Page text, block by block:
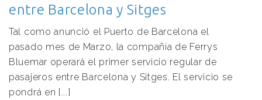
entre Barcelona y Sitges
Tal como anunció el Puerto de Barcelona el
pasado mes de Marzo, la compañía de Ferrys
Bluemar operará el primer servicio regular de
pasajeros entre Barcelona y Sitges. El servicio se
pondrá en [...]